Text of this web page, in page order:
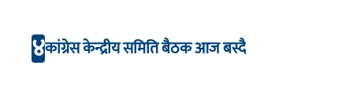
४कांग्रेस केन्द्रीय समिति बैठक आज बस्दै